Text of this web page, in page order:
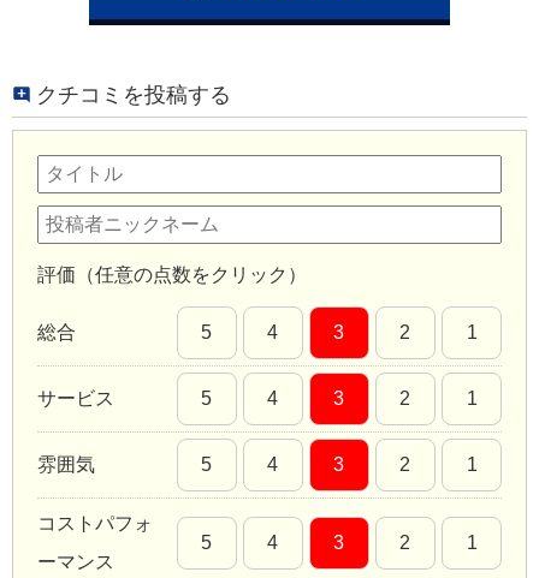
クチコミを投稿する
評価（任意の点数をクリック）
総合 5 4 3 2 1
サービス 5 4 3 2 1
雰囲気 5 4 3 2 1
コストパフォ
ーマンス
5 4 3 2 1